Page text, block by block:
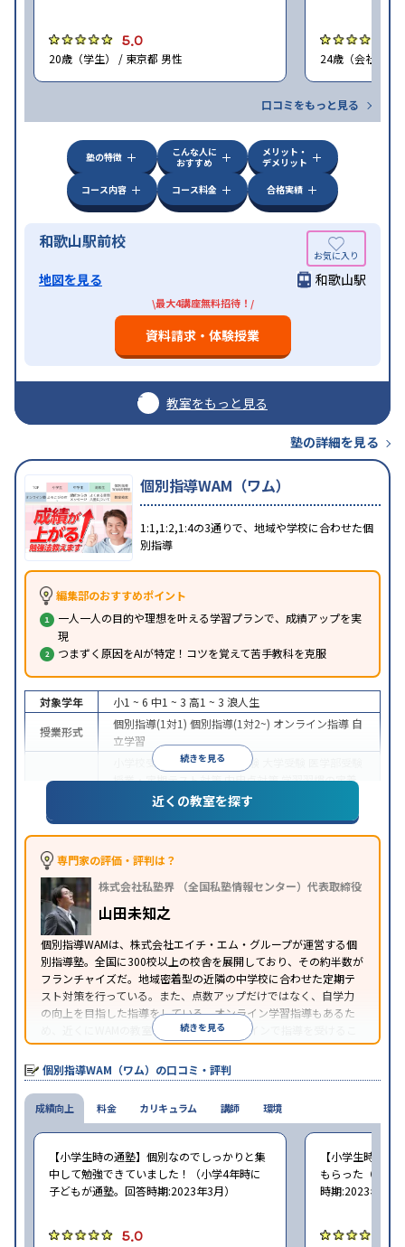
5.0
20歳（学生） / 東京都 男性 24歳（会社員<
口コミをもっと見る
塾の特徴
こんな人に
おすすめ
メリット・
デメリット
コース内容
コース料金 合格実績
和歌山駅前校
地図を見る 和歌山駅
\最大4講座無料招待！/
資料請求・体験授業
教室をもっと見る
塾の詳細を見る
個別指導WAM（ワム）
1:1,1:2,1:4の3通りで、地域や学校に合わせた個
別指導
編集部のおすすめポイント
一人一人の目的や理想を叶える学習プランで、成績アップを実
現
つまずく原因をAIが特定！コツを覚えて苦手教科を克服
続きを見る
対象学年 小1 ~ 6 中1 ~ 3 高1 ~ 3 浪人生
授業形式
個別指導(1対1) 個別指導(1対2~) オンライン指導 自
立学習
小学校受験 中学受験 高校受験
授業・定期テスト対策内申点対策学習習慣の定着
総合型選抜(旧AO)対策推薦入試対策
数学特化
特徴
中高一貫校生に対応
応
1科目から受講可能
※2023年3月調査。小学校高学年の個別指導塾アンケート調査方法を参
近くの教室を探す
専門家の評価・評判は？
株式会社私塾界 （全国私塾情報センター）代表取締役
山田未知之
個別指導WAMは、株式会社エイチ・エム・グループが運営する個
別指導塾。全国に300校以上の校舎を展開しており、その約半数が
フランチャイズだ。地域密着型の近隣の中学校に合わせた定期テ
スト対策を行っている。また、点数アップだけではなく、自学力
の向上を目指した指導をしている。オンライン学習指導もあるた
め、近くにWAMの教室がなくても、オンラインで指導を受けるこ
とができる。
続きを見る
個別指導WAM（ワム）の口コミ・評判
成績向上
【小学生時の通塾】個別なのでしっかりと集
中して勉強できていました！（小学4年時に
子どもが通塾。回答時期:2023年3月）
5.0
【小学生時の通
もらった（小学
時期:2023年3月
料金 カリキュラム 講師 環境